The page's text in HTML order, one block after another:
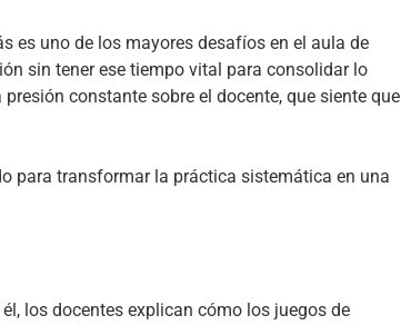
es uno de los mayores desafíos en el aula de
sin tener ese tiempo vital para consolidar lo
constante sobre el docente, que siente que
para transformar la práctica sistemática en una
los docentes explican cómo los juegos de